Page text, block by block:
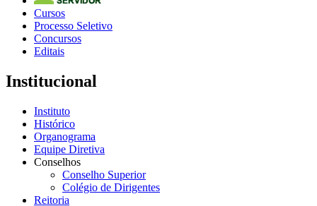
Cursos
Processo Seletivo
Concursos
Editais
Institucional
Instituto
Histórico
Organograma
Equipe Diretiva
Conselhos
Conselho Superior
Colégio de Dirigentes
Reitoria